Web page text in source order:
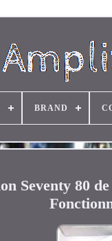
BRAND
Seventy 80